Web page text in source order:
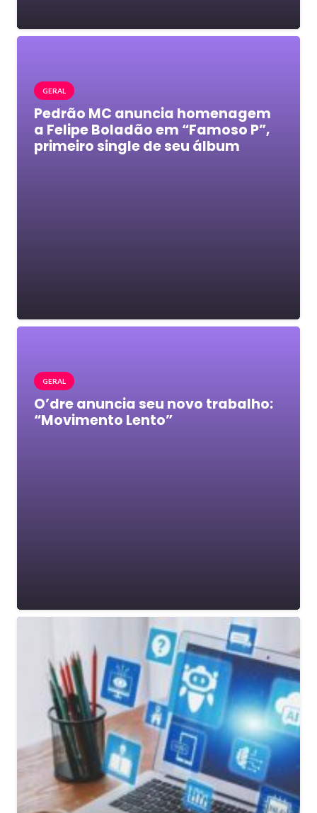
GERAL
Pedrão MC anuncia homenagem
a Felipe Boladão em “Famoso P”,
primeiro single de seu álbum
GERAL
O’dre anuncia seu novo trabalho:
“Movimento Lento”